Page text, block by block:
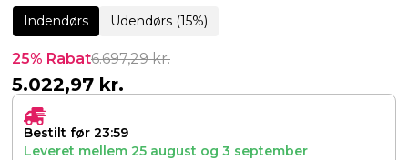
Indendørs Udendørs (15%)
25% Rabat6.697,29kr.
5.022,97 kr.
Bestilt før 23:59
Leveret mellem 25 august og 3 september